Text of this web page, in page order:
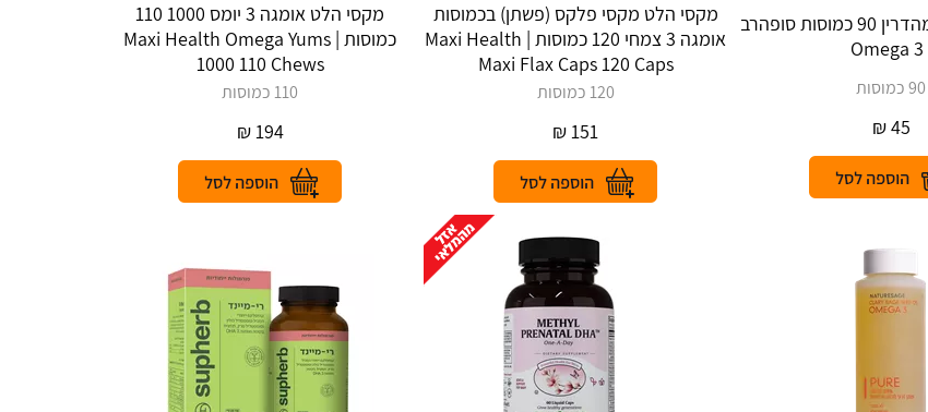
אומגה 3 כשר למהדרין 90 כמוסות סופהרב
90 כמוסות
45
₪
מקסי הלט מקסי פלקס (פשתן) בכמוסות
אומגה 3 צמחי 120 כמוסות | Maxi Health
Maxi Flax Caps 120 Caps
120 כמוסות
151
₪
מקסי הלט אומגה 3 יומס 1000 110
כמוסות | Maxi Health Omega Yums
1000 110 Chews
110 כמוסות
194
₪